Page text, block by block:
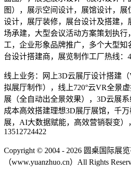
图），展示空间设计，展馆设计，
设计，展厅装修，展台设计及搭建，
场承建，大型会议活动方案策划执行
工，企业形象品牌推广，多个大型
台设计搭建商，展览制作工厂热线：
线上业务：网上3D云展厅设计搭建
拟展厅制作），线上720°云VR全景
展（全自动出全景效果），3D云展
成本高效搭建理想3D展厅展馆，千
展，AI大数据赋能，高效营销裂变）
13512724422
Copyright © 2004 - 2026 圆桌国际展
（www.yuanzhuo.cn）All Rights